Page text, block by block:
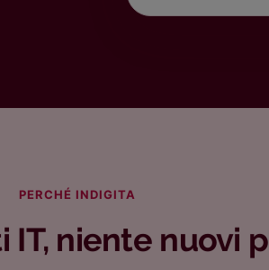
PERCHÉ INDIGITA
niente nuovi